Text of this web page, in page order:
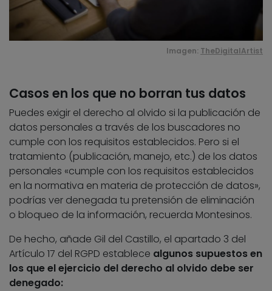
Imagen: TheDigitalArtist
Casos en los que no borran tus datos
Puedes exigir el derecho al olvido si la publicación de
datos personales a través de los buscadores no
cumple con los requisitos establecidos. Pero si el
tratamiento (publicación, manejo, etc.) de los datos
personales «cumple con los requisitos establecidos
en la normativa en materia de protección de datos»,
podrías ver denegada tu pretensión de eliminación
o bloqueo de la información, recuerda Montesinos.
De hecho, añade Gil del Castillo, el apartado 3 del
Artículo 17 del RGPD establece algunos supuestos en
los que el ejercicio del derecho al olvido debe ser
denegado: